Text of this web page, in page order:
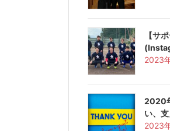
【サ
2023
2020
い、
2023